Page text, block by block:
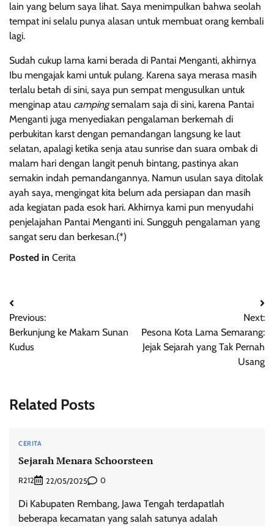
lain yang belum saya lihat. Saya menimpulkan bahwa seolah
tempat ini selalu punya alasan untuk membuat orang kembali
lagi.
Sudah cukup lama kami berada di Pantai Menganti, akhirnya
Ibu mengajak kami untuk pulang. Karena saya merasa masih
terlalu betah di sini, saya pun sempat mengusulkan untuk
menginap atau campingsemalam saja di sini, karena Pantai
Menganti juga menyediakan pengalaman berkemah di
perbukitan karst dengan pemandangan langsung ke laut
selatan, apalagi ketika senja atau sunrise dan suara ombak di
malam hari dengan langit penuh bintang, pastinya akan
semakin indah pemandangannya. Namun usulan saya ditolak
ayah saya, mengingat kita belum ada persiapan dan masih
ada kegiatan pada esok hari. Akhirnya kami pun menyudahi
penjelajahan Pantai Menganti ini. Sungguh pengalaman yang
sangat seru dan berkesan.(*)
Posted in Cerita
Post
navigation
Previous:
Berkunjung ke Makam Sunan
Kudus
Next:
Pesona Kota Lama Semarang:
Jejak Sejarah yang Tak Pernah
Usang
Related Posts
CERITA
Sejarah Menara Schoorsteen
R212 22/05/2025 0
Di Kabupaten Rembang, Jawa Tengah terdapatlah
beberapa kecamatan yang salah satunya adalah